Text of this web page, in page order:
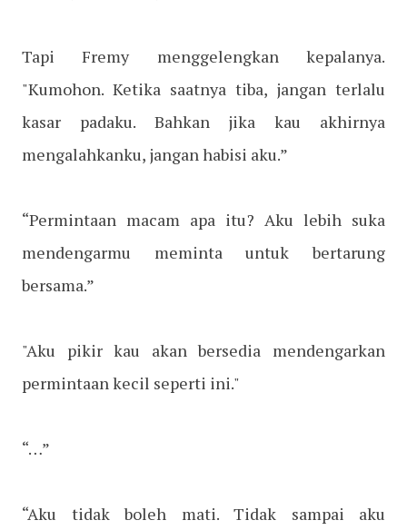
Tapi Fremy menggelengkan kepalanya.
"Kumohon. Ketika saatnya tiba, jangan terlalu
kasar padaku. Bahkan jika kau akhirnya
mengalahkanku, jangan habisi aku.”
“Permintaan macam apa itu? Aku lebih suka
mendengarmu meminta untuk bertarung
bersama.”
"Aku pikir kau akan bersedia mendengarkan
permintaan kecil seperti ini."
“…”
“Aku tidak boleh mati. Tidak sampai aku